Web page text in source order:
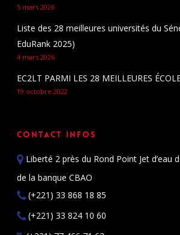
5 mars 2026
Liste des 28 meilleures universités du
EduRank 2025)
4 mars 2026
EC2LT PARMI LES 28 MEILLEURES
19 octobre 2022
Contact Infos
Liberté 2 près du Rond Point Jet d’eau
de la banque CBAO
(+221) 33 868 18 85
(+221) 33 824 10 60